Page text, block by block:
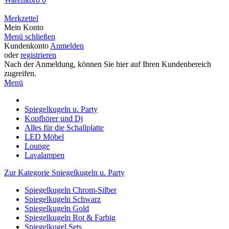
Merkzettel
Mein Konto
Menü schließen
Kundenkonto Anmelden
oderregistrieren
Nach der Anmeldung, können Sie hier auf Ihren Kundenbereich
zugreifen.
Menü
Spiegelkugeln u. Party
Kopfhörer und Dj
Alles für die Schallplatte
LED Möbel
Lounge
Lavalampen
Zur Kategorie Spiegelkugeln u. Party
Spiegelkugeln Chrom-Silber
Spiegelkugeln Schwarz
Spiegelkugeln Gold
Spiegelkugeln Rot & Farbig
Spiegelkugel Sets